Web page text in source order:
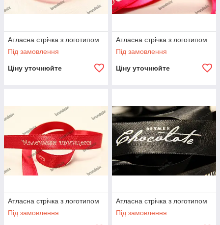
Атласна стрічка з логотипом
Під замовлення
Ціну уточнюйте
Атласна стрічка з логотипом
Під замовлення
Ціну уточнюйте
Атласна стрічка з логотипом
Під замовлення
Атласна стрічка з логотипом
Під замовлення